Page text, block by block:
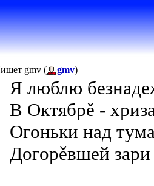
gmv ( gmv)
Я люблю
В Октябрě -
Огоньки над
Догорěвшей